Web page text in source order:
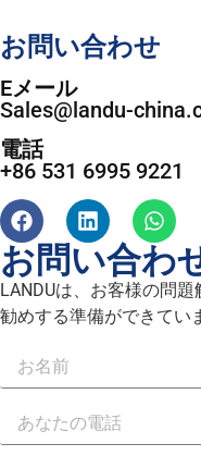
お問い合わせ
Eメール
Sales@landu-
電話
+86 531 6995 9221
お問い合わ
LANDUは、お客様の問
勧めする準備ができてい